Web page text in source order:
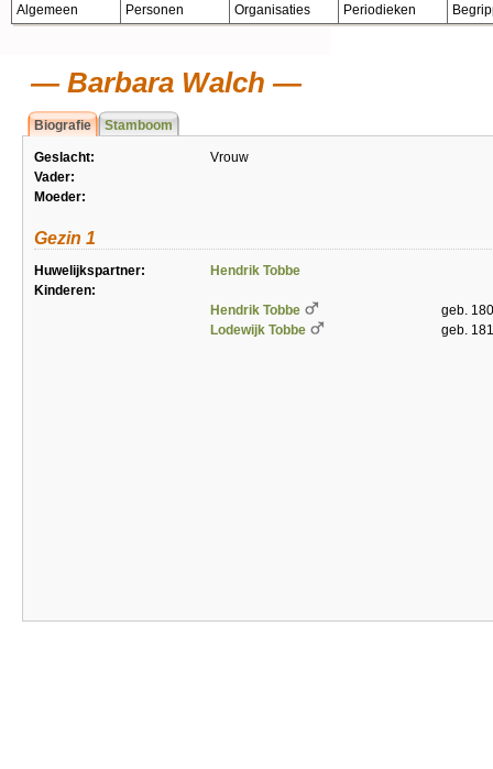
Algemeen Personen Organisaties Periodieken
Barbara Walch
Biografie Stamboom
Geslacht:
Vrouw
Vader:
Moeder:
Gezin 1
Huwelijkspartner:
Hendrik Tobbe
Kinderen:
Hendrik Tobbe
geb.
Lodewijk Tobbe
geb.